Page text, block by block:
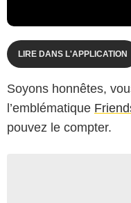
LIRE DANS L'APPLICATION
Soyons honnêtes,
l’emblématique
pouvez le compter.